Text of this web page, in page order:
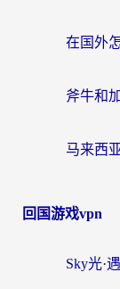
回国游戏vpn